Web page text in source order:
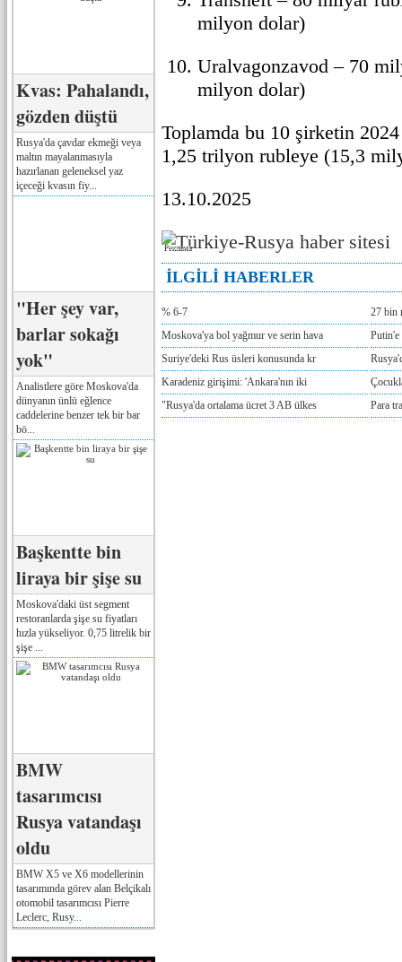
Kvas: Pahalandı,
gözden düştü
Rusya'da çavdar ekmeği veya
maltın mayalanmasıyla
hazırlanan geleneksel yaz
içeceği kvasın fiy...
"Her şey var,
barlar sokağı
yok"
Analistlere göre Moskova'da
dünyanın ünlü eğlence
caddelerine benzer tek bir bar
bö...
Başkentte bin
liraya bir şişe su
Moskova'daki üst segment
restoranlarda şişe su fiyatları
hızla yükseliyor. 0,75 litrelik bir
şişe ...
BMW
tasarımcısı
Rusya vatandaşı
oldu
BMW X5 ve X6 modellerinin
tasarımında görev alan Belçikalı
otomobil tasarımcısı Pierre
Leclerc, Rusy...
milyon dolar)
Uralvagonzavod – 70
milyon dolar)
Toplamda bu 10 şirketin 2024
1,25 trilyon rubleye (15,3
13.10.2025
Реклама
İLGİLİ HABERLER
% 6-7
27 bin
Moskova'ya bol yağmur ve serin hava
Putin'e
Suriye'deki Rus üsleri konusunda kr
Karadeniz girişimi: 'Ankara'nın iki
"Rusya'da ortalama ücret 3 AB ülkes
Para